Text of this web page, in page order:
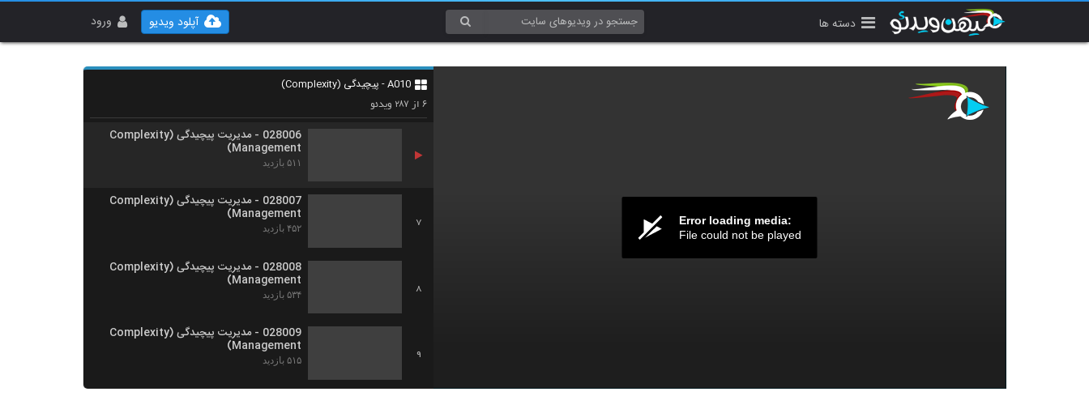
دسته ها ورود آپلود ویدیو
Error loading media:
File could not be played
A010 - پیچیدگی (Complexity)
۶از ۲۸۷ ویدئو
5
028005 - مدیریت پیچیدگی (Complexity
Management)
028006 - مدیریت پیچیدگی (Complexity
Management)
۵۱۱ بازدید
7
028007 - مدیریت پیچیدگی (Complexity
Management)
۴۵۲ بازدید
8
028008 - مدیریت پیچیدگی (Complexity
Management)
۵۳۴ بازدید
9
028009 - مدیریت پیچیدگی (Complexity
Management)
۵۱۵ بازدید